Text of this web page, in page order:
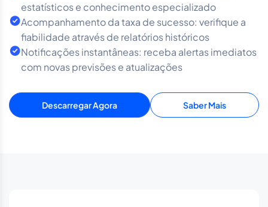
estatísticos e conhecimento especializado
Acompanhamento da taxa de sucesso: verifique a
fiabilidade através de relatórios históricos
Notificações instantâneas: receba alertas imediatos
com novas previsões e atualizações
Descarregar Agora Saber Mais